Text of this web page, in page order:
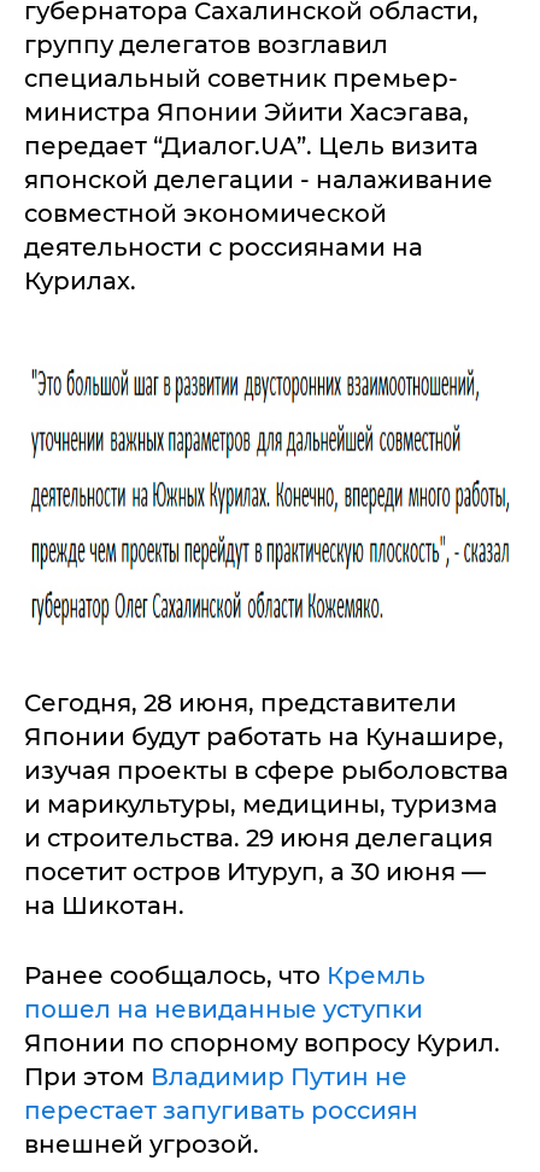
губернатора Сахалинской области,
группу делегатов возглавил
специальный советник премьер-
министра Японии Эйити Хасэгава,
передает “Диалог.UA”. Цель визита
японской делегации - налаживание
совместной экономической
деятельности с россиянами на
Курилах.
Сегодня, 28 июня, представители
Японии будут работать на Кунашире,
изучая проекты в сфере рыболовства
и марикультуры, медицины, туризма
и строительства. 29 июня делегация
посетит остров Итуруп, а 30 июня —
на Шикотан.
Ранее сообщалось, что Кремль
пошел на невиданные уступки
Японии по спорному вопросу Курил.
При этом Владимир Путин не
перестает запугивать россиян
внешней угрозой.